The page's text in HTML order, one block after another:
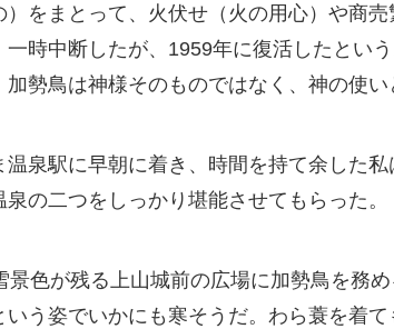
）をまとって、火伏せ（火の用心）や商
一時中断したが、1959年に復活したとい
加勢鳥は神様そのものではなく、神の使い
温泉駅に早朝に着き、時間を持て余した
の二つをしっかり堪能させてもらった。
景色が残る上山城前の広場に加勢鳥を務
いう姿でいかにも寒そうだ。わら蓑を着